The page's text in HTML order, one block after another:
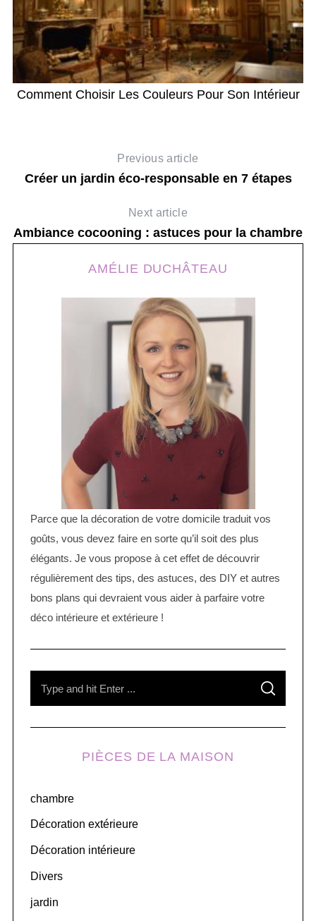
Comment Choisir Les Couleurs Pour Son Intérieur
Previous article
Créer un jardin éco-responsable en 7 étapes
Next article
Ambiance cocooning : astuces pour la chambre
AMÉLIE DUCHÂTEAU
Parce que la décoration de votre domicile traduit vos
goûts, vous devez faire en sorte qu’il soit des plus
élégants. Je vous propose à cet effet de découvrir
régulièrement des tips, des astuces, des DIY et autres
bons plans qui devraient vous aider à parfaire votre
déco intérieure et extérieure !
f
o
:
S
A
C
PIÈCES DE LA MAISON
chambre
Décoration extérieure
Décoration intérieure
Divers
jardin